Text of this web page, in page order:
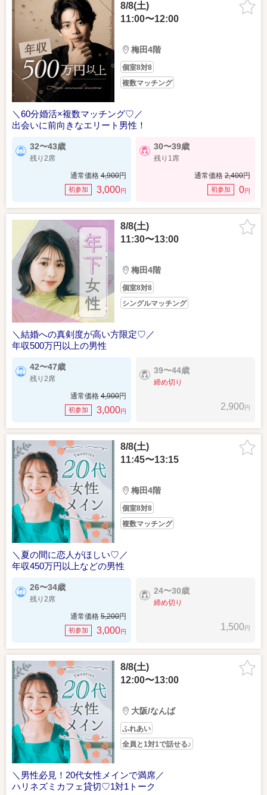
8/8(土)
11:00〜12:00
梅田4階
個室8対8
複数マッチング
＼60分婚活×複数マッチング♡／
出会いに前向きなエリート男性！
32〜43歳
残り2席
通常価格 4,900円
初参加 3,000円
30〜39歳
残り1席
通常価格 2,400円
初参加 0円
8/8(土)
11:30〜13:00
梅田4階
個室8対8
シングルマッチング
＼結婚への真剣度が高い方限定♡／
年収500万円以上の男性
42〜47歳
残り2席
通常価格 4,900円
初参加 3,000円
39〜44歳
締め切り
2,900円
8/8(土)
11:45〜13:15
梅田4階
個室8対8
複数マッチング
＼夏の間に恋人がほしい♡／
年収450万円以上などの男性
26〜34歳
残り2席
通常価格 5,200円
初参加 3,000円
24〜30歳
締め切り
1,500円
8/8(土)
12:00〜13:00
大阪/なんば
ふれあい
全員と1対1で話せる♪
＼男性必見！20代女性メインで満席／
ハリネズミカフェ貸切♡1対1トーク